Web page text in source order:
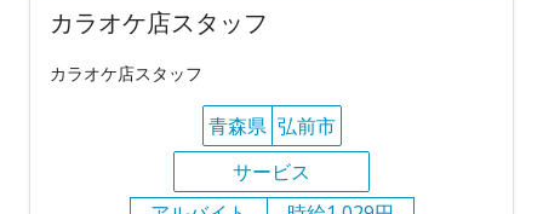
カラオケ店スタッフ
カラオケ店スタッフ
青森県 弘前市
サービス